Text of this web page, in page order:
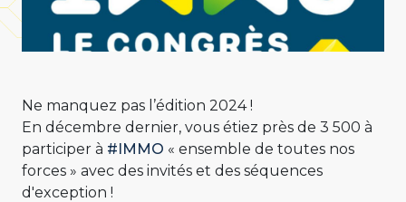
Ne manquez pas l’édition 2024 !
En décembre dernier, vous étiez près de 3 500 à
participer à #IMMO « ensemble de toutes nos
forces » avec des invités et des séquences
d'exception !